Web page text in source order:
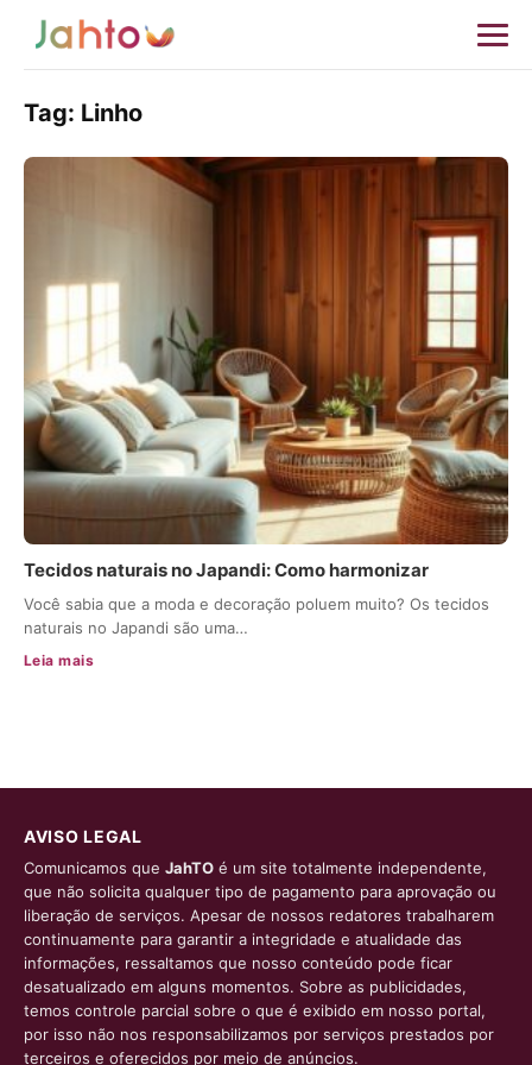
Tag: Linho
Tecidos naturais no Japandi: Como harmonizar
Você sabia que a moda e decoração poluem muito? Os tecidos
naturais no Japandi são uma…
Leia mais
AVISO LEGAL
Comunicamos que JahTO é um site totalmente independente,
que não solicita qualquer tipo de pagamento para aprovação ou
liberação de serviços. Apesar de nossos redatores trabalharem
continuamente para garantir a integridade e atualidade das
informações, ressaltamos que nosso conteúdo pode ficar
desatualizado em alguns momentos. Sobre as publicidades,
temos controle parcial sobre o que é exibido em nosso portal,
por isso não nos responsabilizamos por serviços prestados por
terceiros e oferecidos por meio de anúncios.